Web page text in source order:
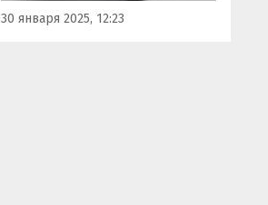
30 января 2025, 12:23